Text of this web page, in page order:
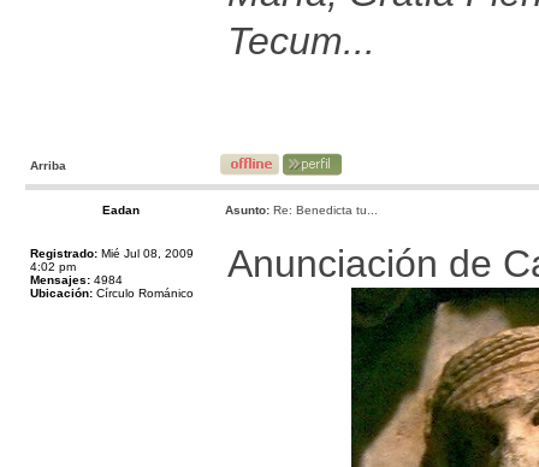
Tecum...
Arriba
Eadan Asunto: Re: Benedicta tu...
Registrado: Mié Jul 08, 2009
4:02 pm
Mensajes: 4984
Ubicación: Círculo Románico
Anunciación de